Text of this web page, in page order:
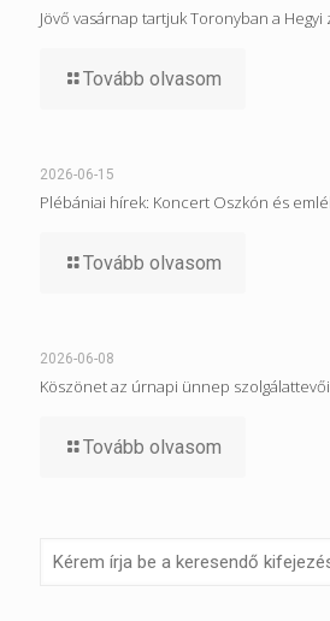
Jövő vasárnap tartjuk Toronyban a
Tovább olvasom
2026-06-15
Plébániai hírek: Koncert Oszkón és
Tovább olvasom
2026-06-08
Köszönet az úrnapi ünnep
Tovább olvasom